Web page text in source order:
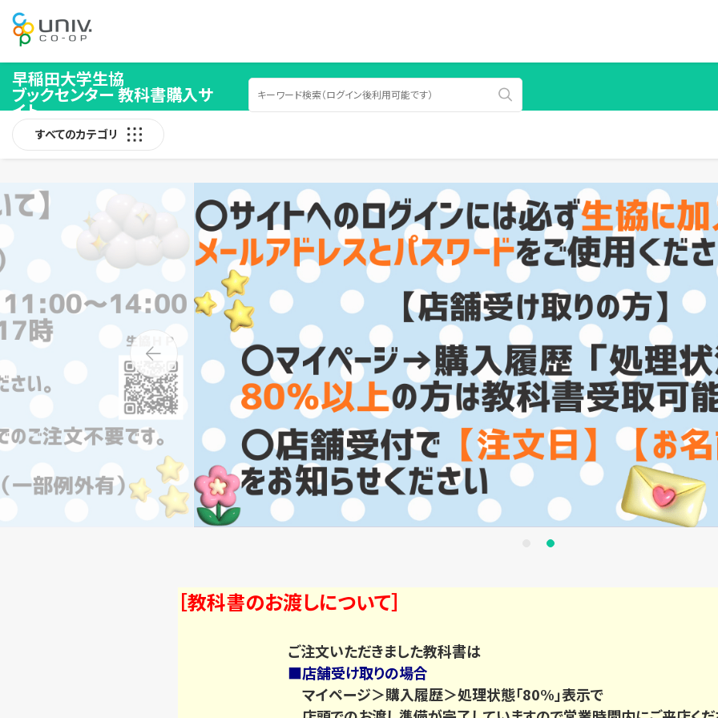
早稲田大学生協
ブックセンター 教科書購入サ
イト
すべてのカテゴリ
［教科書のお渡しについて］
ご注文いただきました教科書は
■店舗受け取りの場合
マイページ＞購入履歴＞処理状態「80%」表示で